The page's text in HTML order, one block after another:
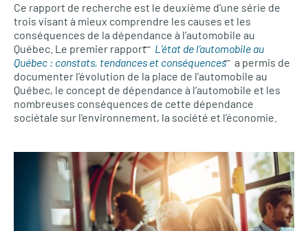
Ce rapport de recherche est le deuxième d’une série de
trois visant à mieux comprendre les causes et les
conséquences de la dépendance à l’automobile au
Québec. Le premier rapport ̶ L’état de l’automobile au
Québec : constats, tendances et conséquences̶ a permis de
documenter l’évolution de la place de l’automobile au
Québec, le concept de dépendance à l’automobile et les
nombreuses conséquences de cette dépendance
sociétale sur l’environnement, la société et l’économie.